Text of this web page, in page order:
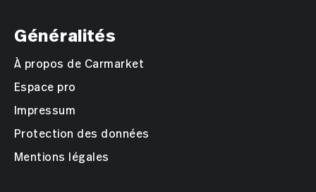
Généralités
À propos de Carmarket
Espace pro
Impressum
Protection des données
Mentions légales